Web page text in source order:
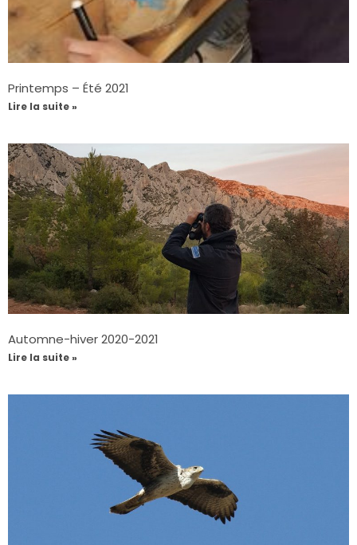
Printemps – Été 2021
Lire la suite »
Automne-hiver 2020-2021
Lire la suite »